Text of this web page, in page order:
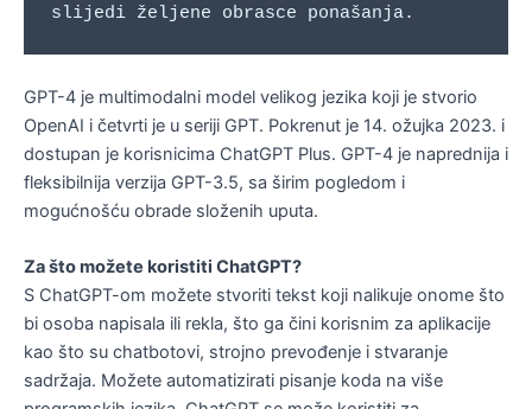
slijedi željene obrasce ponašanja.
GPT-4 je multimodalni model velikog jezika koji je stvorio
OpenAI i četvrti je u seriji GPT. Pokrenut je 14. ožujka 2023. i
dostupan je korisnicima ChatGPT Plus. GPT-4 je naprednija i
fleksibilnija verzija GPT-3.5, sa širim pogledom i
mogućnošću obrade složenih uputa.
Za što možete koristiti ChatGPT?
S ChatGPT-om možete stvoriti tekst koji nalikuje onome što
bi osoba napisala ili rekla, što ga čini korisnim za aplikacije
kao što su chatbotovi, strojno prevođenje i stvaranje
sadržaja. Možete automatizirati pisanje koda na više